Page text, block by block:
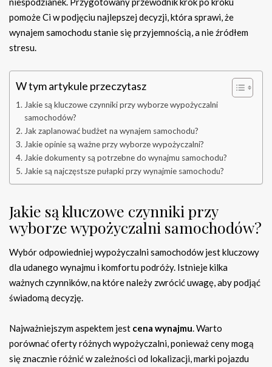
pomoże Ci w podjęciu najlepszej decyzji, która sprawi, że
wynajem samochodu stanie się przyjemnością, a nie źródłem
stresu.
W tym artykule przeczytasz
Jakie są kluczowe czynniki przy wyborze wypożyczalni
samochodów?
Jak zaplanować budżet na wynajem samochodu?
Jakie opinie są ważne przy wyborze wypożyczalni?
Jakie dokumenty są potrzebne do wynajmu samochodu?
Jakie są najczęstsze pułapki przy wynajmie samochodu?
Jakie są kluczowe czynniki przy
wyborze wypożyczalni samochodów?
Wybór odpowiedniej wypożyczalni samochodów jest kluczowy
dla udanego wynajmu i komfortu podróży. Istnieje kilka
ważnych czynników, na które należy zwrócić uwagę, aby podjąć
świadomą decyzję.
Najważniejszym aspektem jest cena wynajmu. Warto
porównać oferty różnych wypożyczalni, ponieważ ceny mogą
się znacznie różnić w zależności od lokalizacji, marki pojazdu